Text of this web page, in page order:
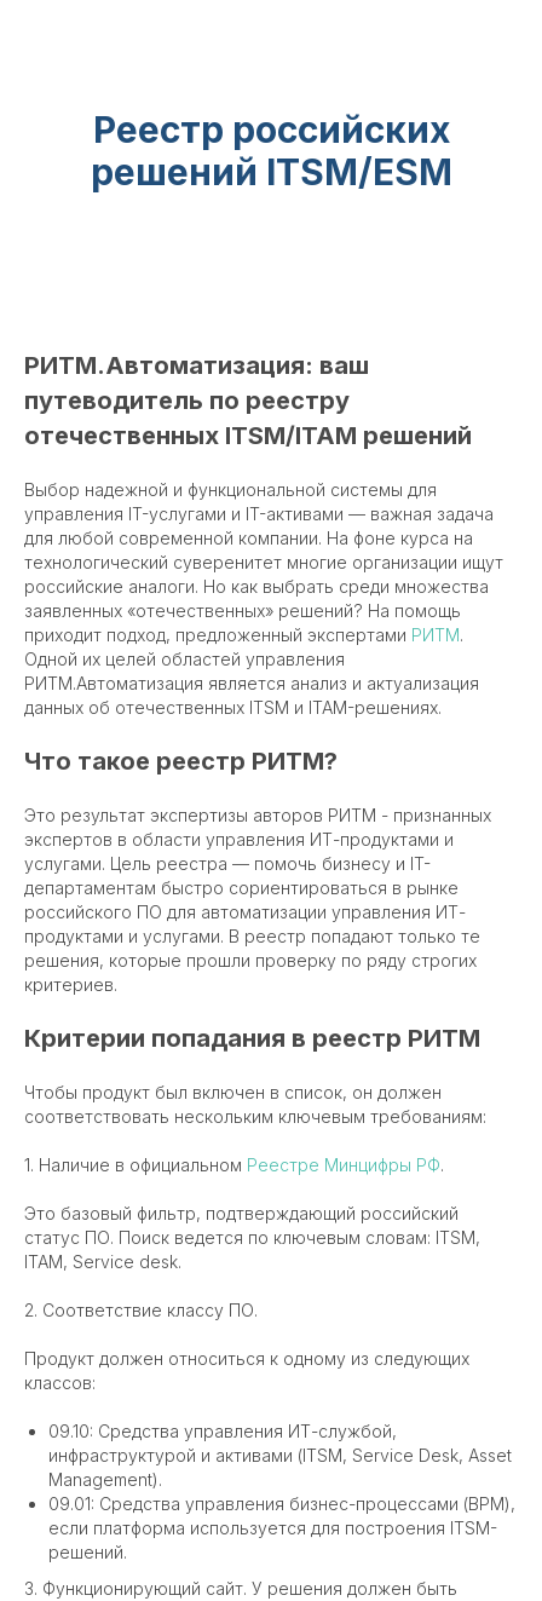
Реестр российских
решений ITSM/ESM
РИТМ.Автоматизация: ваш
путеводитель по реестру
отечественных ITSM/ITAM решений
Выбор надежной и функциональной системы для
управления IT-услугами и IT-активами — важная задача
для любой современной компании. На фоне курса на
технологический суверенитет многие организации ищут
российские аналоги. Но как выбрать среди множества
заявленных «отечественных» решений? На помощь
приходит подход, предложенный экспертами РИТМ.
Одной их целей областей управления
РИТМ.Автоматизация является анализ и актуализация
данных об отечественных ITSM и ITAM-решениях.
Что такое реестр РИТМ?
Это результат экспертизы авторов РИТМ - признанных
экспертов в области управления ИТ-продуктами и
услугами. Цель реестра — помочь бизнесу и IT-
департаментам быстро сориентироваться в рынке
российского ПО для автоматизации управления ИТ-
продуктами и услугами. В реестр попадают только те
решения, которые прошли проверку по ряду строгих
критериев.
Критерии попадания в реестр РИТМ
Чтобы продукт был включен в список, он должен
соответствовать нескольким ключевым требованиям:
1. Наличие в официальном Реестре Минцифры РФ.
Это базовый фильтр, подтверждающий российский
статус ПО. Поиск ведется по ключевым словам: ITSM,
ITAM, Service desk.
2. Соответствие классу ПО.
Продукт должен относиться к одному из следующих
классов:
09.10: Средства управления ИТ-службой,
инфраструктурой и активами (ITSM, Service Desk, Asset
Management).
09.01: Средства управления бизнес-процессами (BPM),
если платформа используется для построения ITSM-
решений.
3. Функционирующий сайт. У решения должен быть